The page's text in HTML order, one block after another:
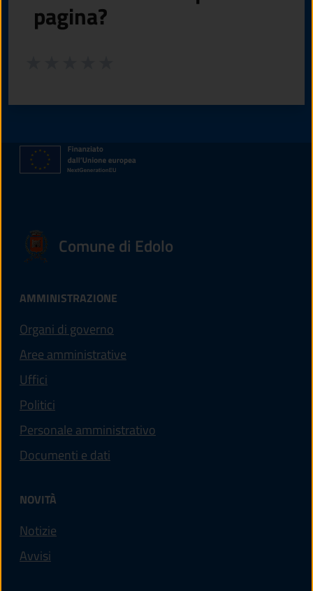
pagina?
Comune di Edolo
AMMINISTRAZIONE
Organi di governo
Aree amministrative
Uffici
Politici
Personale amministrativo
Documenti e dati
NOVITÀ
Notizie
Avvisi